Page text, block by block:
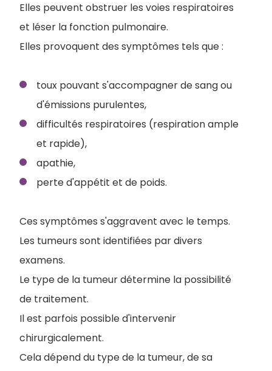
Elles peuvent obstruer les voies respiratoires
et léser la fonction pulmonaire.
Elles provoquent des symptômes tels que :
toux pouvant s'accompagner de sang ou
d'émissions purulentes,
difficultés respiratoires (respiration ample
et rapide),
apathie,
perte d'appétit et de poids.
Ces symptômes s'aggravent avec le temps.
Les tumeurs sont identifiées par divers
examens.
Le type de la tumeur détermine la possibilité
de traitement.
Il est parfois possible d'intervenir
chirurgicalement.
Cela dépend du type de la tumeur, de sa